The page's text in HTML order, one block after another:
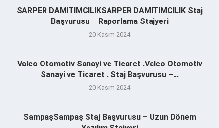
SARPER DAMITIMCILIKSARPER DAMITIMCILIK Staj
Başvurusu – Raporlama Stajyeri
20 Kasım 2024
Valeo Otomotiv Sanayi ve Ticaret .Valeo Otomotiv
Sanayi ve Ticaret . Staj Başvurusu –...
20 Kasım 2024
SampaşSampaş Staj Başvurusu – Uzun Dönem